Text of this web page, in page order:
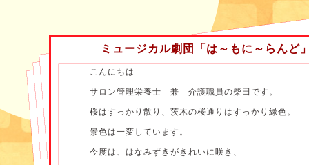
ミュージカル劇団「は～もに～らんど
こんにちは
サロン管理栄養士 兼 介護職員の柴田です。
桜はすっかり散り、茨木の桜通りはすっかり緑色。
景色は一変しています。
今度は、はなみずきがきれいに咲き、